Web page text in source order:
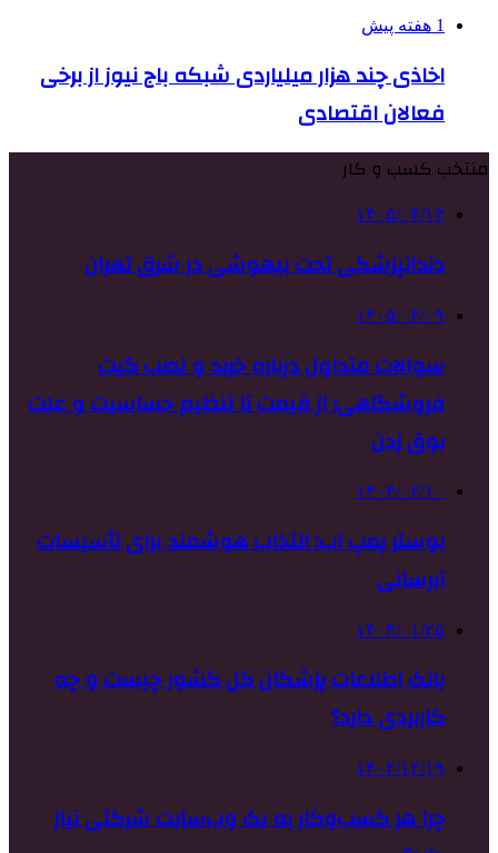
1 هفته پیش
اخاذی چند هزار میلیاردی شبکه باج نیوز از برخی
فعالان اقتصادی
منتخب کسب و کار
۱۴۰۵/۰۴/۱۳
دندانپزشکی تحت بیهوشی در شرق تهران
۱۴۰۵/۰۴/۰۹
سوالات متداول درباره خرید و نصب گیت
فروشگاهی؛ از قیمت تا تنظیم حساسیت و علت
بوق زدن
۱۴۰۴/۰۲/۱۰
بوستر پمپ آب: انتخاب هوشمند برای تأسیسات
آبرسانی
۱۴۰۴/۰۱/۲۵
بانک اطلاعات پزشکان کل کشور چیست و چه
کاربردی دارد؟
۱۴۰۲/۱۲/۱۹
چرا هر کسب‌وکار به یک وب‌سایت شرکتی نیاز